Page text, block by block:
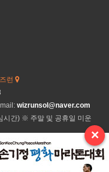
런
wizrunsol@naver.com
시간) ※ 주말 및 공휴일 미운
×